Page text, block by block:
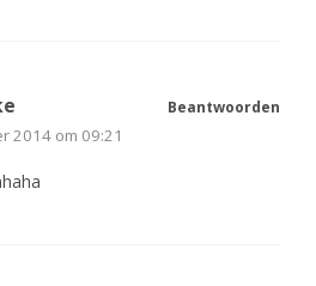
2014 om 09:21
Beantwoorden